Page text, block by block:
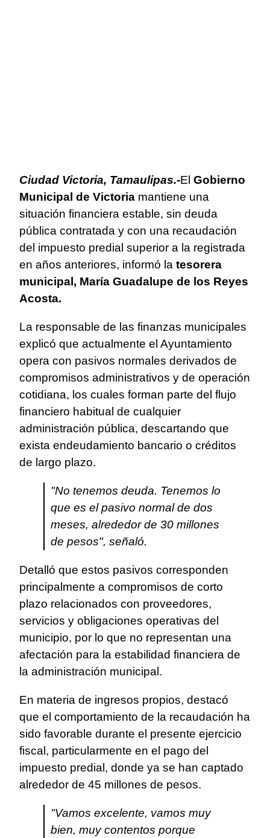
Ciudad Victoria, Tamaulipas.-El Gobierno
Municipal de Victoria mantiene una
situación financiera estable, sin deuda
pública contratada y con una recaudación
del impuesto predial superior a la registrada
en años anteriores, informó la tesorera
municipal, María Guadalupe de los Reyes
Acosta.
La responsable de las finanzas municipales
explicó que actualmente el Ayuntamiento
opera con pasivos normales derivados de
compromisos administrativos y de operación
cotidiana, los cuales forman parte del flujo
financiero habitual de cualquier
administración pública, descartando que
exista endeudamiento bancario o créditos
de largo plazo.
"No tenemos deuda. Tenemos lo
que es el pasivo normal de dos
meses, alrededor de 30 millones
de pesos", señaló.
Detalló que estos pasivos corresponden
principalmente a compromisos de corto
plazo relacionados con proveedores,
servicios y obligaciones operativas del
municipio, por lo que no representan una
afectación para la estabilidad financiera de
la administración municipal.
En materia de ingresos propios, destacó
que el comportamiento de la recaudación ha
sido favorable durante el presente ejercicio
fiscal, particularmente en el pago del
impuesto predial, donde ya se han captado
alrededor de 45 millones de pesos.
"Vamos excelente, vamos muy
bien, muy contentos porque